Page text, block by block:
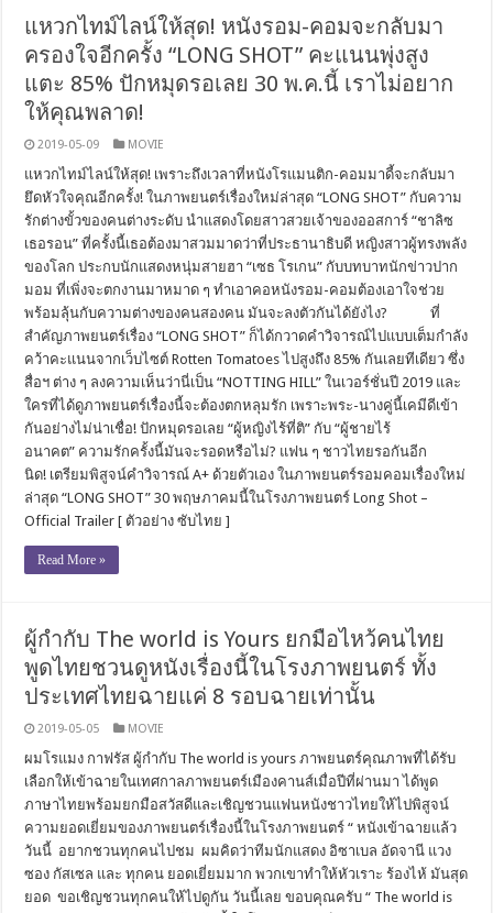
แหวกไทม์ไลน์ให้สุด! หนังรอม-คอมจะกลับมา
ครองใจอีกครั้ง “LONG SHOT” คะแนนพุ่งสูง
แตะ 85% ปักหมุดรอเลย 30 พ.ค.นี้ เราไม่อยาก
ให้คุณพลาด!
2019-05-09 MOVIE
แหวกไทม์ไลน์ให้สุด! เพราะถึงเวลาที่หนังโรแมนติก-คอมมาดี้จะกลับมา
ยึดหัวใจคุณอีกครั้ง! ในภาพยนตร์เรื่องใหม่ล่าสุด “LONG SHOT” กับความ
รักต่างขั้วของคนต่างระดับ นำแสดงโดยสาวสวยเจ้าของออสการ์ “ชาลิซ
เธอรอน” ที่ครั้งนี้เธอต้องมาสวมมาดว่าที่ประธานาธิบดี หญิงสาวผู้ทรงพลัง
ของโลก ประกบนักแสดงหนุ่มสายฮา “เซธ โรเกน” กับบทบาทนักข่าวปาก
มอม ที่เพิ่งจะตกงานมาหมาด ๆ ทำเอาคอหนังรอม-คอมต้องเอาใจช่วย
พร้อมลุ้นกับความต่างของคนสองคน มันจะลงตัวกันได้ยังไง? ที่
สำคัญภาพยนตร์เรื่อง “LONG SHOT” ก็ได้กวาดคำวิจารณ์ไปแบบเต็มกำลัง
คว้าคะแนนจากเว็บไซต์ Rotten Tomatoes ไปสูงถึง 85% กันเลยทีเดียว ซึ่ง
สื่อฯ ต่าง ๆ ลงความเห็นว่านี่เป็น “NOTTING HILL” ในเวอร์ชั่นปี 2019 และ
ใครที่ได้ดูภาพยนตร์เรื่องนี้จะต้องตกหลุมรัก เพราะพระ-นางคู่นี้เคมีดีเข้า
กันอย่างไม่น่าเชื่อ! ปักหมุดรอเลย “ผู้หญิงไร้ที่ติ” กับ “ผู้ชายไร้
อนาคต” ความรักครั้งนี้มันจะรอดหรือไม่? แฟน ๆ ชาวไทยรอกันอีก
นิด! เตรียมพิสูจน์คำวิจารณ์ A+ ด้วยตัวเอง ในภาพยนตร์รอมคอมเรื่องใหม่
ล่าสุด “LONG SHOT” 30 พฤษภาคมนี้ในโรงภาพยนตร์ Long Shot –
Official Trailer [ ตัวอย่าง ซับไทย ]
Read More »
ผู้กำกับ The world is Yours ยกมือไหว้คนไทย
พูดไทยชวนดูหนังเรื่องนี้ในโรงภาพยนตร์ ทั้ง
ประเทศไทยฉายแค่ 8 รอบฉายเท่านั้น
2019-05-05 MOVIE
ผมโรแมง กาฟรัส ผู้กำกับ The world is yours ภาพยนตร์คุณภาพที่ได้รับ
เลือกให้เข้าฉายในเทศกาลภาพยนตร์เมืองคานส์เมื่อปีที่ผ่านมา ได้พูด
ภาษาไทยพร้อมยกมือสวัสดีและเชิญชวนแฟนหนังชาวไทยให้ไปพิสูจน์
ความยอดเยี่ยมของภาพยนตร์เรื่องนี้ในโรงภาพยนตร์ “ หนังเข้าฉายแล้ว
วันนี้ อยากชวนทุกคนไปชม ผมคิดว่าทีมนักแสดง อิซาเบล อัดจานี แวง
ซอง กัสเซล และ ทุกคน ยอดเยี่ยมมาก พวกเขาทำให้หัวเราะ ร้องไห้ มันสุด
ยอด ขอเชิญชวนทุกคนให้ไปดูกัน วันนี้เลย ขอบคุณครับ “ The world is